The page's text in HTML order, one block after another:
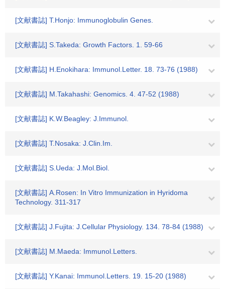
[文献書誌] T.Honjo: Immunoglobulin Genes.
[文献書誌] S.Takeda: Growth Factors. 1. 59-66
[文献書誌] H.Enokihara: Immunol.Letter. 18. 73-76 (1988)
[文献書誌] M.Takahashi: Genomics. 4. 47-52 (1988)
[文献書誌] K.W.Beagley: J.Immunol.
[文献書誌] T.Nosaka: J.Clin.Im.
[文献書誌] S.Ueda: J.Mol.Biol.
[文献書誌] A.Rosen: In Vitro Immunization in Hyridoma
Technology. 311-317
[文献書誌] J.Fujita: J.Cellular Physiology. 134. 78-84 (1988)
[文献書誌] M.Maeda: Immunol.Letters.
[文献書誌] Y.Kanai: Immunol.Letters. 19. 15-20 (1988)